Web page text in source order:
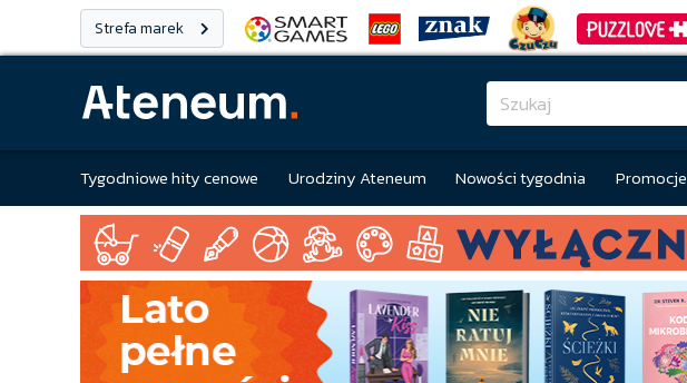
Strefa marek
Tygodniowe hity cenowe Urodziny Ateneum Nowości tygodnia Promocje